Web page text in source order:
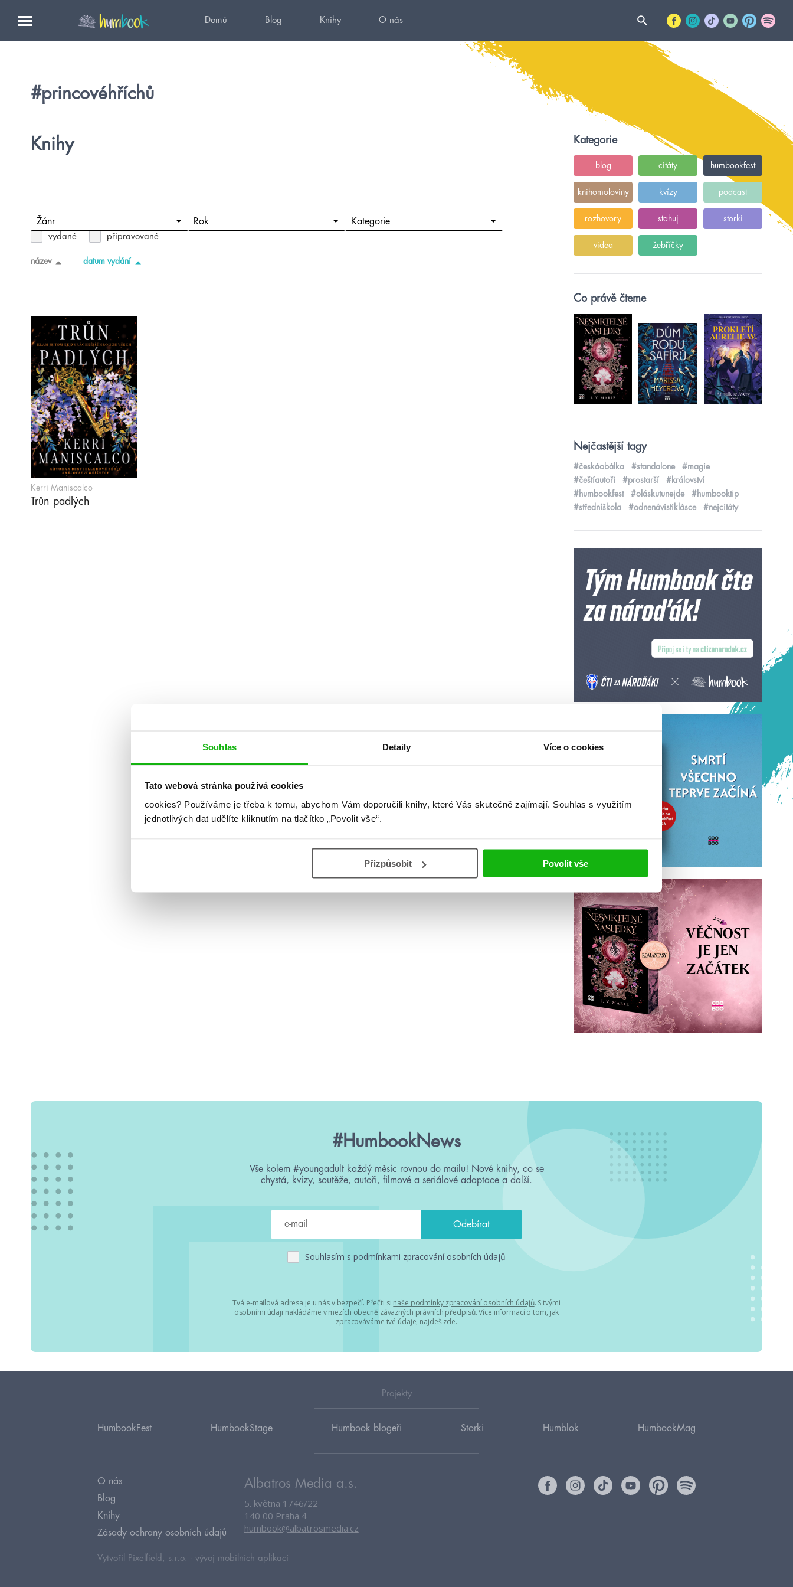
Souhlas Detaily Více o cookies
Tato webová stránka používá cookies
cookies? Používáme je třeba k tomu, abychom Vám doporučili knihy, které Vás skutečně zajímají. Souhlas s využitím
jednotlivých dat udělíte kliknutím na tlačítko „Povolit vše“.
Přizpůsobit Povolit vše
Domů Blog Knihy O nás
#princovéhříchů
Knihy
Žánr Rok Kategorie
vydané připravované
název datum vydání
Kerri Maniscalco
Trůn padlých
Kategorie
blog citáty humbookfest
knihomoloviny kvízy podcast
rozhovory stahuj storki
videa žebříčky
Co právě čteme
Nejčastější tagy
#českáobálka #standalone
#magie
#češtíautoři
#prostarší
#království
#humbookfest
#oláskutunejde
#humbooktip
#středníškola
#odnenávistiklásce #nejcitáty
#HumbookNews
Vše kolem #youngadult každý měsíc rovnou do mailu! Nové knihy, co se
chystá, kvízy, soutěže, autoři, filmové a seriálové adaptace a další.
Souhlasím s podmínkami zpracování osobních údajů
Tvá e-mailová adresa je u nás v bezpečí. Přečti si naše podmínky zpracování osobních údajů. S tvými
osobními údaji nakládáme v mezích obecně závazných právních předpisů. Více informací o tom, jak
zpracováváme tvé údaje, najdeš zde.
Projekty
HumbookFest HumbookStage Humbook blogeři Storki Humblok HumbookMag
O nás
Blog
Knihy
Zásady ochrany osobních údajů
Albatros Media a.s.
5. května 1746/22
140 00 Praha 4
humbook@albatrosmedia.cz
Vytvořil Pixelfield, s.r.o. - vývoj mobilních aplikací